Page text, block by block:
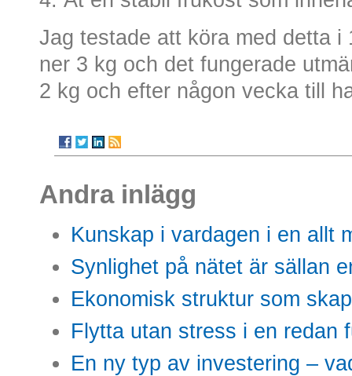
Jag testade att köra med detta i
ner 3 kg och det fungerade
2 kg och efter någon vecka till
Andra inlägg
Kunskap i vardagen i en allt
Synlighet på nätet är sällan
Ekonomisk struktur som
Flytta utan stress i en redan
En ny typ av investering –